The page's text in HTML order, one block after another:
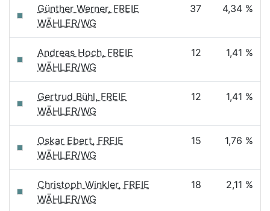
Günther Werner, FREIE
WÄHLER/WG
37 4,34 %
Andreas Hoch, FREIE
WÄHLER/WG
12 1,41 %
Gertrud Bühl, FREIE
WÄHLER/WG
12 1,41 %
Oskar Ebert, FREIE
WÄHLER/WG
15 1,76 %
Christoph Winkler, FREIE
WÄHLER/WG
18 2,11 %